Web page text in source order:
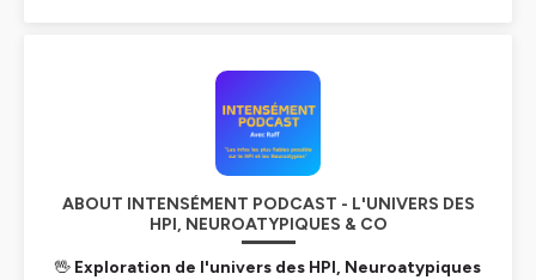
ABOUT INTENSÉMENT PODCAST - L'UNIVERS DES
HPI, NEUROATYPIQUES & CO
🖖 Exploration de l'univers des HPI, Neuroatypiques